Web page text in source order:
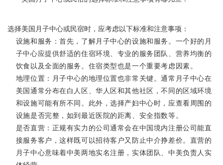
选择美国月子中心或民宿时，应考虑以下标准和注意事项：
设施和服务：首先，了解月子中心的设施和服务。一个好的月
子中心应提供舒适的住宿环境、专业的服务团队、营养均衡的
饮食以及全面的服务。住宿类型也是一个重要考虑因素。
地理位置：月子中心的地理位置也非常关键。通常月子中心在
美国通常分布在白人区、华人区和其他社区，不同的区域环境
和设施可能有所不同。此外，选择产妇中心时，应查看周围的
设施是否完整，如到最近医院的距离、安全指数等。
是否直营：正规有实力的公司通常会在中国境内注册公司能直
接服务客户，这样既可以招待客户又防止中介挣差价。直营的
月子中心意味着中美两地实名注册，实体团队、中美负责人实